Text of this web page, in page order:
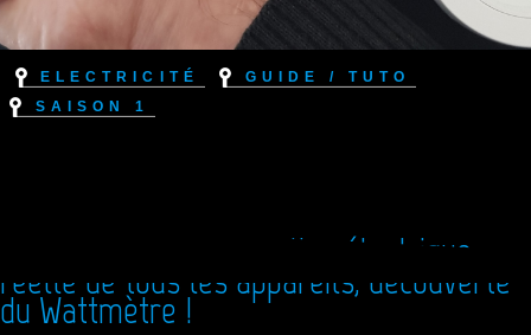
Electricité
Guide / Tuto
Saison 1
Mesurer la consommation électrique
réelle de tous les appareils, découverte
du Wattmètre !